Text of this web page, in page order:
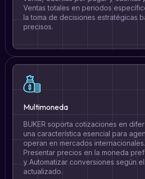
Ventas totales en periodos
la toma de decisiones estratégicas
precisos.
Multimoneda
BUKER soporta cotizaciones en
una característica esencial para
operan en mercados
Presentar precios en la moneda
y Automatizar conversiones según
actualizado.